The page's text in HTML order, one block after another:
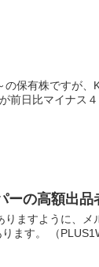
保有株ですが、
前日比マイナス
ーの高額出品
ますように、
ます。 （